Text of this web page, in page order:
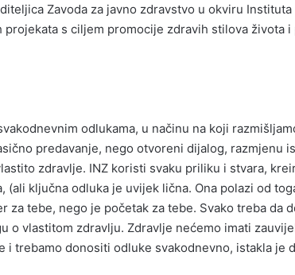
Zavoda za javno zdravstvo u okviru
projekata s ciljem promocije zdravih stilova života
odlukama, u načinu na koji
predavanje, nego otvoreni dijalog, razmjenu
zdravlje. INZ koristi svaku priliku i stvara,
(ali ključna odluka je uvijek lična. Ona polazi od
za tebe, nego je početak za tebe. Svako treba da
o vlastitom zdravlju. Zdravlje nećemo imati
i trebamo donositi odluke svakodnevno, istakla je